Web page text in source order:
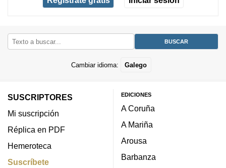
Cambiar idioma: Galego
SUSCRIPTORES
Mi suscripción
Réplica en PDF
Hemeroteca
Suscríbete
EDICIONES
A Coruña
A Mariña
Arousa
Barbanza